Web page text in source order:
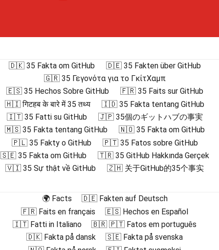
🇩🇰 35 Fakta om GitHub
🇩🇪 35 Fakten über GitHub
🇬🇷 35 Γεγονότα για το ΓκίτΧαμπ
🇪🇸 35 Hechos Sobre GitHub
🇫🇷 35 Faits sur GitHub
🇭🇮 गिटहब के बारे में 35 तथ्य
🇮🇩 35 Fakta tentang GitHub
🇮🇹 35 Fatti su GitHub
🇯🇵 35個のギットハブの事実
🇲🇸 35 Fakta tentang GitHub
🇳🇴 35 Fakta om GitHub
🇵🇱 35 Fakty o GitHub
🇵🇹 35 Fatos sobre GitHub
🇸🇪 35 Fakta om GitHub
🇹🇷 35 GitHub Hakkında Gerçek
🇻🇮 35 Sự thật về GitHub
🇿🇭 关于GitHub的35个事实
🌍 Facts
🇩🇪 Fakten auf Deutsch
🇫🇷 Faits en français
🇪🇸 Hechos en Español
🇮🇹 Fatti in Italiano
🇧🇷 🇵🇹 Fatos em português
🇩🇰 Fakta på dansk
🇸🇪 Fakta på svenska